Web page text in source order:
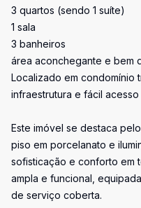
3 quartos (sendo 1 suíte)
1 sala
3 banheiros
área aconchegante e bem
Localizado em condomínio
infraestrutura e fácil acesso
Este imóvel se destaca
piso em porcelanato e
sofisticação e conforto em
ampla e funcional,
de serviço coberta.